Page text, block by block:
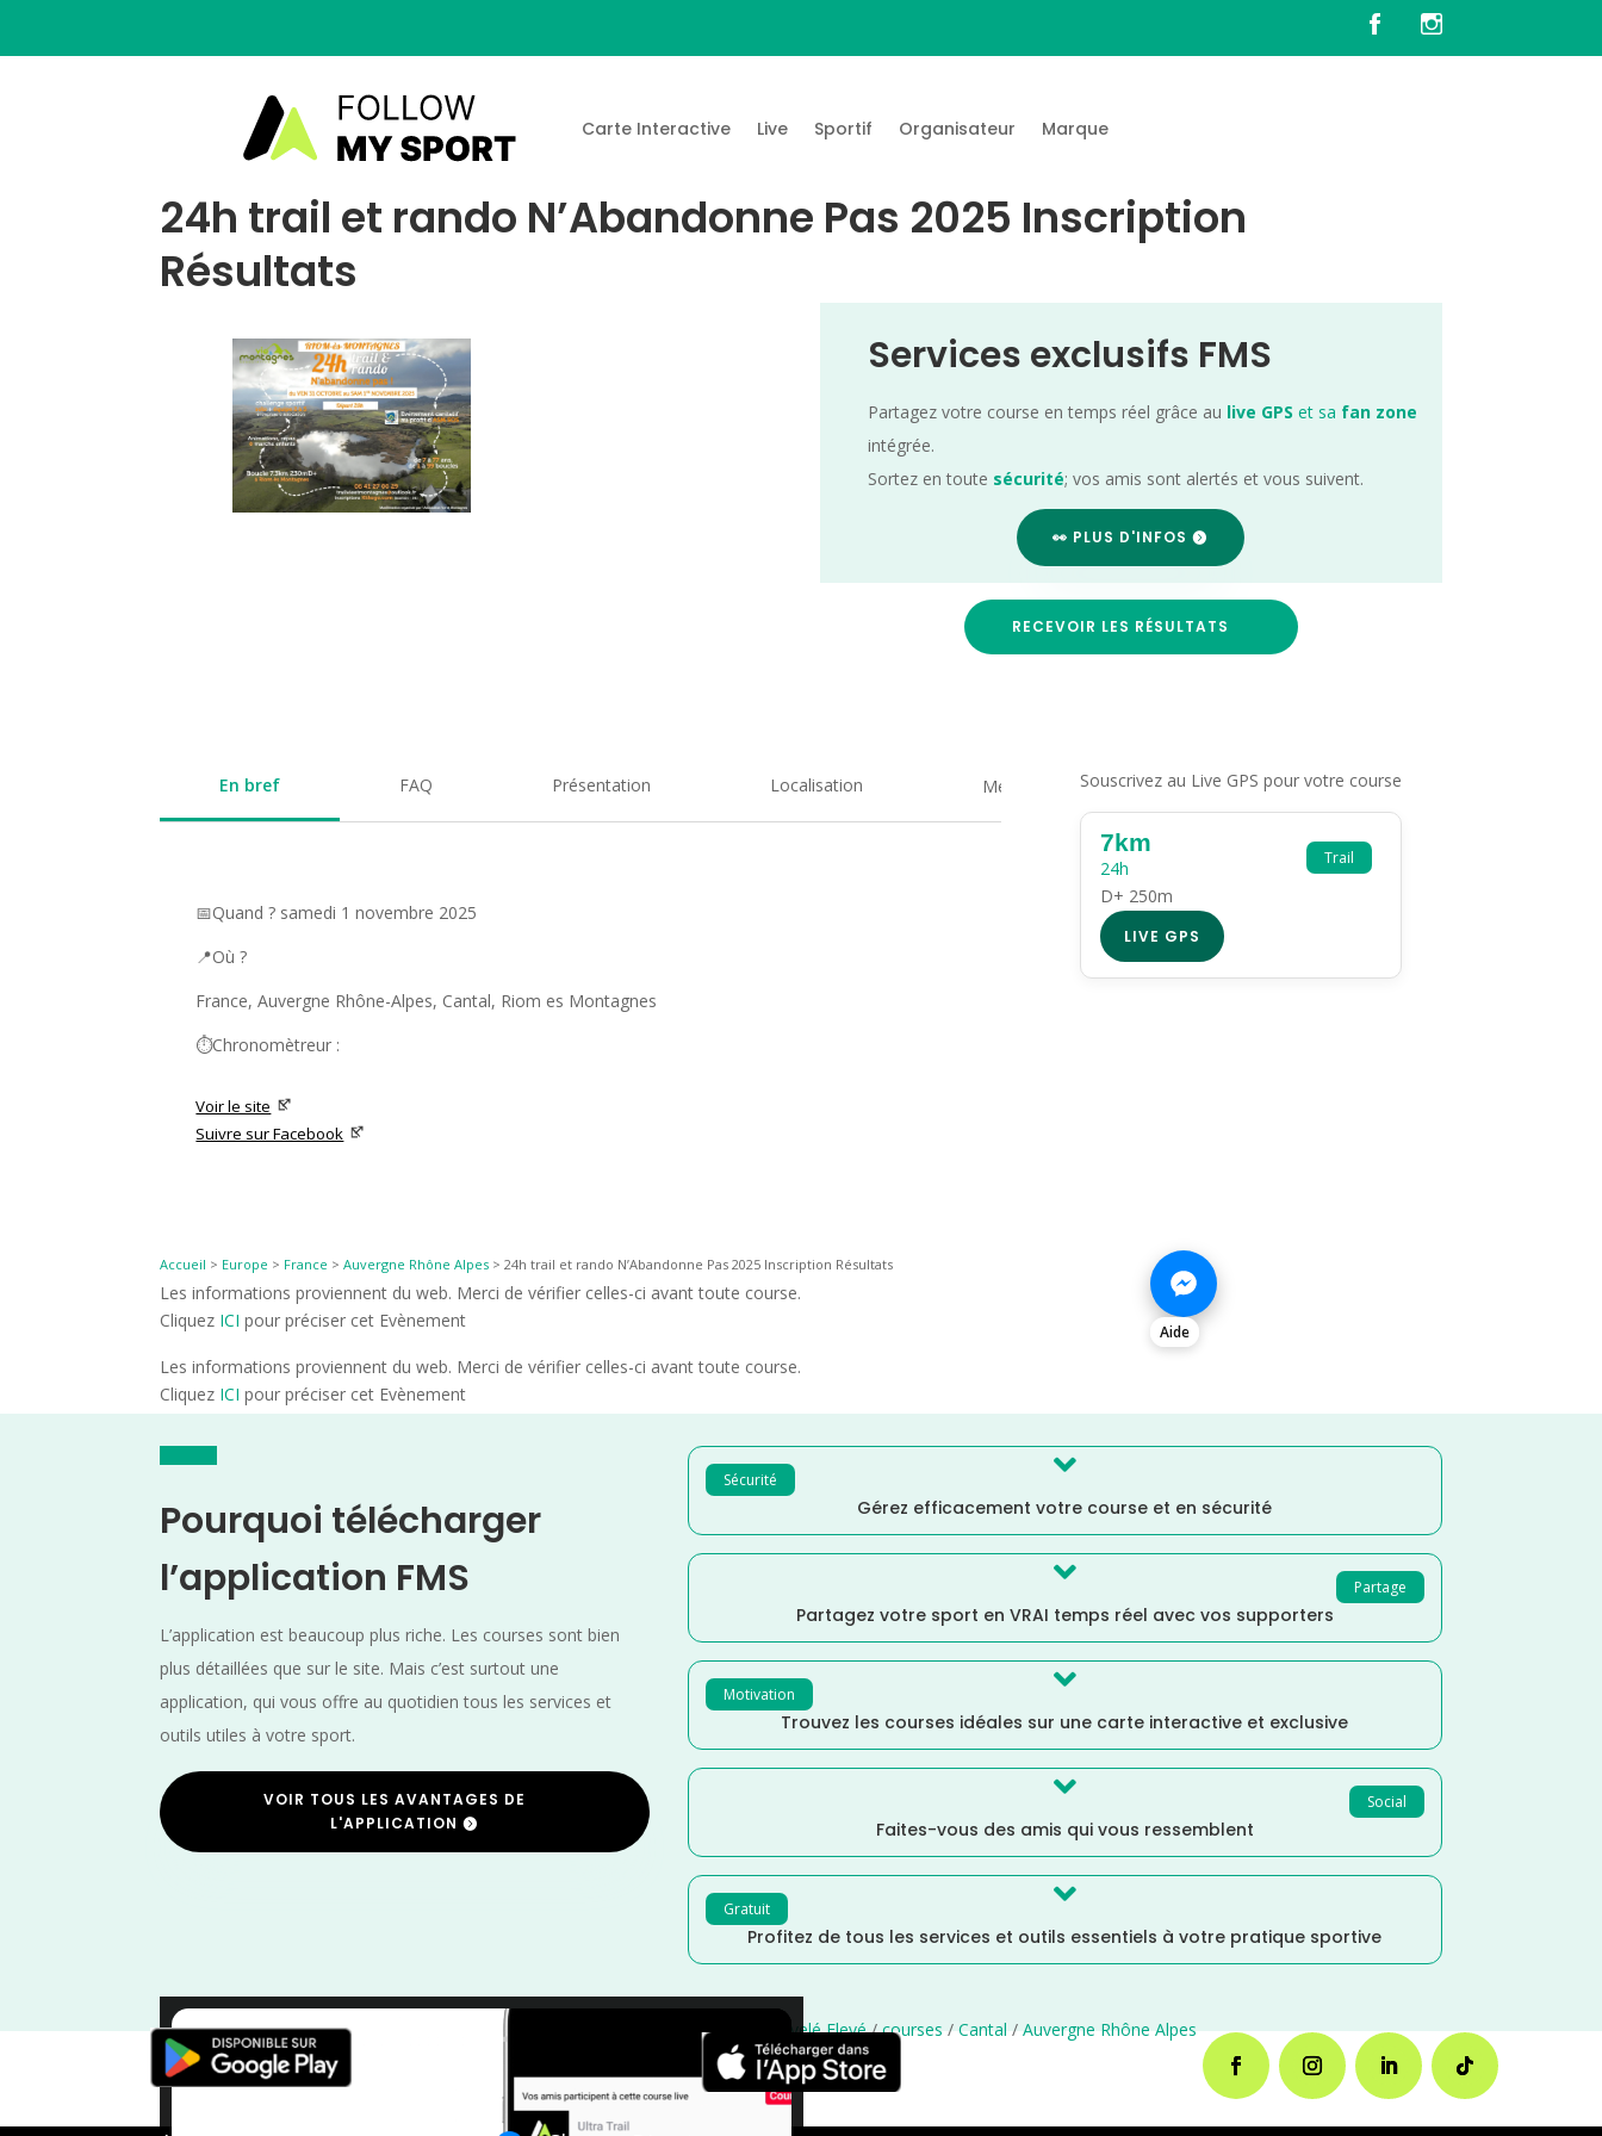
Carte Interactive Live Sportif Organisateur Marque
24h trail et rando N’Abandonne Pas 2025 Inscription
Résultats
Services exclusifs FMS
Partagez votre course en temps réel grâce au live GPS et sa fan zone
intégrée.
Sortez en toute sécurité; vos amis sont alertés et vous suivent.
👀 PLUS D'INFOS
RECEVOIR LES RÉSULTATS
En bref FAQ Présentation Localisation Medias
📅Quand ? samedi 1 novembre 2025
📍Où ?
France, Auvergne Rhône-Alpes, Cantal, Riom es Montagnes
⏱️Chronomètreur :
Voir le site
Suivre sur Facebook
Souscrivez au Live GPS pour votre course
Trail
7km
24h
D+ 250m
LIVE GPS
Accueil > Europe > France >Auvergne Rhône Alpes >24h trail et rando N’Abandonne Pas 2025 Inscription Résultats
Les informations proviennent du web. Merci de vérifier celles-ci avant toute course.
Cliquez ICI pour préciser cet Evènement
Les informations proviennent du web. Merci de vérifier celles-ci avant toute course.
Cliquez ICI pour préciser cet Evènement
Aide
Pourquoi télécharger
l’application FMS
L’application est beaucoup plus riche. Les courses sont bien
plus détaillées que sur le site. Mais c’est surtout une
application, qui vous offre au quotidien tous les services et
outils utiles à votre sport.
VOIR TOUS LES AVANTAGES DE
L'APPLICATION
Sécurité 
Gérez efficacement votre course et en sécurité
Partage

Partagez votre sport en VRAI temps réel avec vos supporters
Motivation 
Trouvez les courses idéales sur une carte interactive et exclusive
Social

Faites-vous des amis qui vous ressemblent
Gratuit 
Profitez de tous les services et outils essentiels à votre pratique sportive
×
Novembre Distance Faible Dénivelé Elevé/courses/Cantal/Auvergne Rhône Alpes